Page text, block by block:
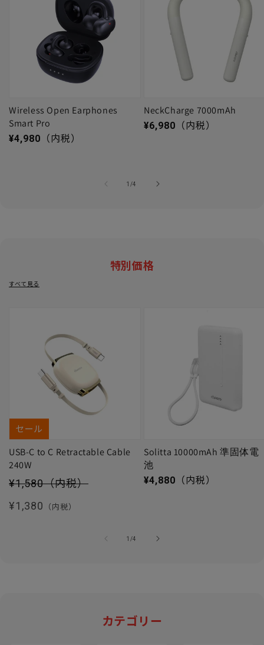
Wireless Open Earphones
Smart Pro
通常価格
¥4,980 （内税）
NeckCharge 7000mAh
通常価格
¥6,980 （内税）
1 /
の4
特別価格
すべて見る
セール
USB-C to C Retractable Cable
240W
セール価格
¥1,580（内税）
通常価格
¥1,380 （内税）
Solitta 10000mAh 準固体電
池
通常価格
¥4,880 （内税）
1 /
の4
カテゴリー